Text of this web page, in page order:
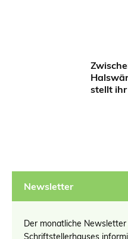
stellt
Newsletter
Der monatliche
Schriftstellerhauses